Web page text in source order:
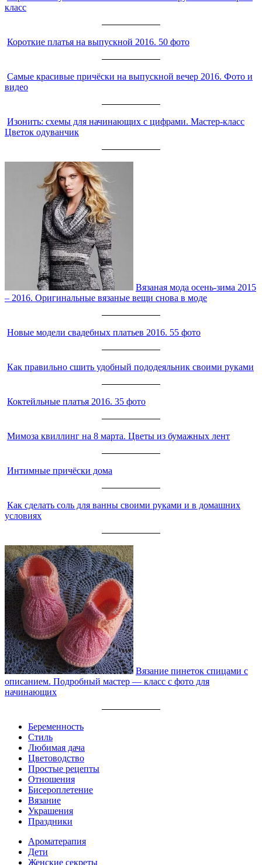
класс
Короткие платья на выпускной 2016. 50 фото
Самые красивые причёски на выпускной вечер 2016. Фото и
видео
Изонить: схемы для начинающих с цифрами. Мастер-класс
Цветок одуванчик
Вязаная мода осень-зима 2015
– 2016. Оригинальные вязаные вещи снова в моде
Новые модели свадебных платьев 2016. 55 фото
Как правильно сшить удобный пододеяльник своими руками
Коктейльные платья 2016. 35 фото
Мимоза квиллинг на 8 марта. Цветы из бумажных лент
Интимные причёски дома
Как сделать соль для ванны своими руками и в домашних
условиях
Вязание пинеток спицами с
описанием. Подробный мастер — класс с фото для
начинающих
Беременность
Стиль
Любимая дача
Цветоводство
Простые рецепты
Отношения
Бисероплетение
Вязание
Украшения
Праздники
Ароматерапия
Дети
Женские секреты